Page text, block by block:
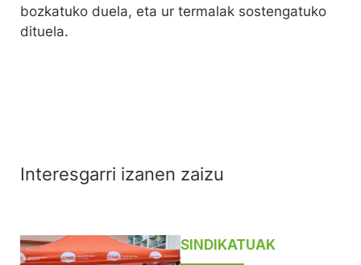
bozkatuko duela, eta ur termalak sostengatuko
dituela.
Interesgarri izanen zaizu
SINDIKATUAK